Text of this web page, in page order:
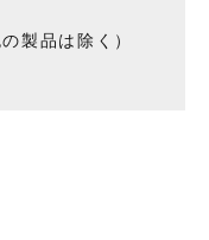
製品は除く）